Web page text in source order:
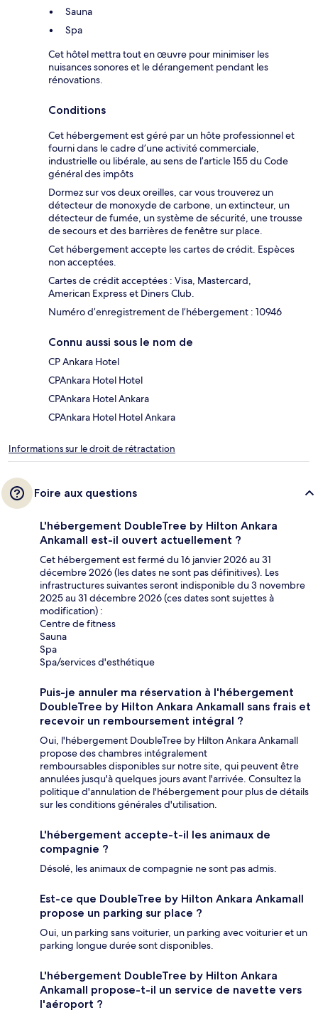
Sauna
Spa
Cet hôtel mettra tout en œuvre pour minimiser les
nuisances sonores et le dérangement pendant les
rénovations.
Conditions
Cet hébergement est géré par un hôte professionnel et
fourni dans le cadre d’une activité commerciale,
industrielle ou libérale, au sens de l’article 155 du Code
général des impôts
Dormez sur vos deux oreilles, car vous trouverez un
détecteur de monoxyde de carbone, un extincteur, un
détecteur de fumée, un système de sécurité, une trousse
de secours et des barrières de fenêtre sur place.
Cet hébergement accepte les cartes de crédit. Espèces
non acceptées.
Cartes de crédit acceptées : Visa, Mastercard,
American Express et Diners Club.
Numéro d’enregistrement de l’hébergement : 10946
Connu aussi sous le nom de
CP Ankara Hotel
CPAnkara Hotel Hotel
CPAnkara Hotel Ankara
CPAnkara Hotel Hotel Ankara
Informations sur le droit de rétractation
Foire aux questions
L'hébergement DoubleTree by Hilton Ankara
Ankamall est-il ouvert actuellement ?
Cet hébergement est fermé du 16 janvier 2026 au 31
décembre 2026 (les dates ne sont pas définitives). Les
infrastructures suivantes seront indisponible du 3 novembre
2025 au 31 décembre 2026 (ces dates sont sujettes à
modification) :
Centre de fitness
Sauna
Spa
Spa/services d'esthétique
Puis-je annuler ma réservation à l'hébergement
DoubleTree by Hilton Ankara Ankamall sans frais et
recevoir un remboursement intégral ?
Oui, l'hébergement DoubleTree by Hilton Ankara Ankamall
propose des chambres intégralement
remboursables disponibles sur notre site, qui peuvent être
annulées jusqu'à quelques jours avant l'arrivée. Consultez la
politique d'annulation de l'hébergement pour plus de détails
sur les conditions générales d'utilisation.
L'hébergement accepte-t-il les animaux de
compagnie ?
Désolé, les animaux de compagnie ne sont pas admis.
Est-ce que DoubleTree by Hilton Ankara Ankamall
propose un parking sur place ?
Oui, un parking sans voiturier, un parking avec voiturier et un
parking longue durée sont disponibles.
L'hébergement DoubleTree by Hilton Ankara
Ankamall propose-t-il un service de navette vers
l'aéroport ?